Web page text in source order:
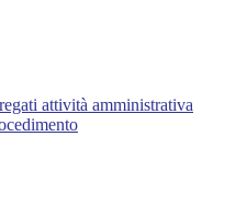
attività amministrativa